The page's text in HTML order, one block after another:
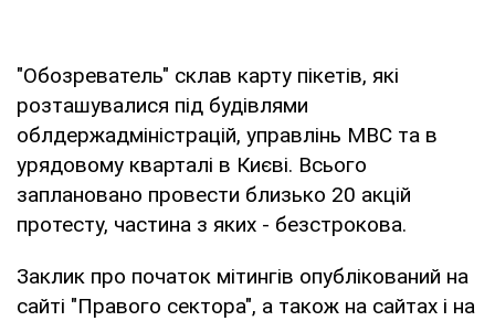
"Обозреватель" склав карту пікетів, які
розташувалися під будівлями
облдержадміністрацій, управлінь МВС та в
урядовому кварталі в Києві. Всього
заплановано провести близько 20 акцій
протесту, частина з яких - безстрокова.
Заклик про початок мітингів опублікований на
сайті "Правого сектора", а також на сайтах і на